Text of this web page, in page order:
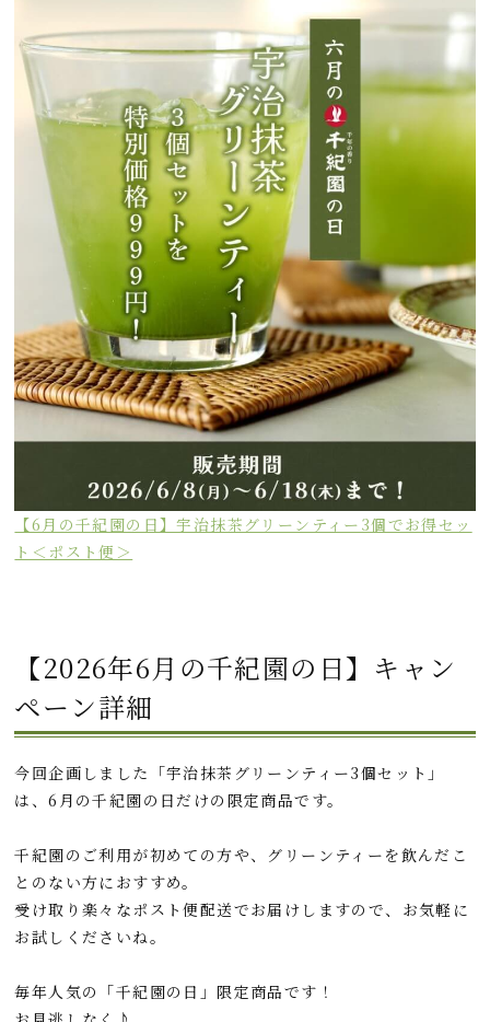
【6月の千紀園の日】宇治抹茶グリーンティー3個でお得セッ
ト＜ポスト便＞
【2026年6月の千紀園の日】キャン
ペーン詳細
今回企画しました「宇治抹茶グリーンティー3個セット」
は、6月の千紀園の日だけの限定商品です。
千紀園のご利用が初めての方や、グリーンティーを飲んだこ
とのない方におすすめ。
受け取り楽々なポスト便配送でお届けしますので、お気軽に
お試しくださいね。
毎年人気の「千紀園の日」限定商品です！